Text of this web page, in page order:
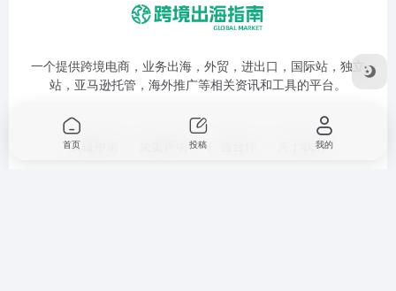
一个提供跨境电商，业务出海，外贸，进出口，国际站，独立
站，亚马逊托管，海外推广等相关资讯和工具的平台。
友链申请 关于我们
首页 投稿 我的